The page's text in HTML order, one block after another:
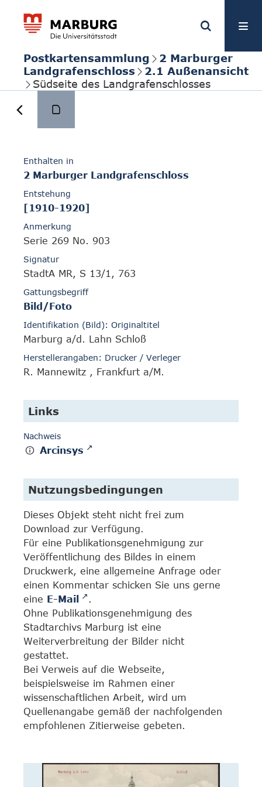
Postkartensammlung
2 Marburger
Landgrafenschloss
2.1 Außenansicht
Südseite des Landgrafenschlosses
Enthalten in
2 Marburger Landgrafenschloss
Entstehung
[1910-1920]
Anmerkung
Serie 269 No. 903
Signatur
StadtA MR, S 13/1, 763
Gattungsbegriff
Bild/Foto
Identifikation (Bild): Originaltitel
Marburg a/d. Lahn Schloß
Herstellerangaben: Drucker / Verleger
R. Mannewitz , Frankfurt a/M.
Links
Nachweis
Arcinsys
Nutzungsbedingungen
Dieses Objekt steht nicht frei zum
Download zur Verfügung.
Für eine Publikationsgenehmigung zur
Veröffentlichung des Bildes in einem
Druckwerk, eine allgemeine Anfrage oder
einen Kommentar schicken Sie uns gerne
eine E-Mail
.
Ohne Publikationsgenehmigung des
Stadtarchivs Marburg ist eine
Weiterverbreitung der Bilder nicht
gestattet.
Bei Verweis auf die Webseite,
beispielsweise im Rahmen einer
wissenschaftlichen Arbeit, wird um
Quellenangabe gemäß der nachfolgenden
empfohlenen Zitierweise gebeten.